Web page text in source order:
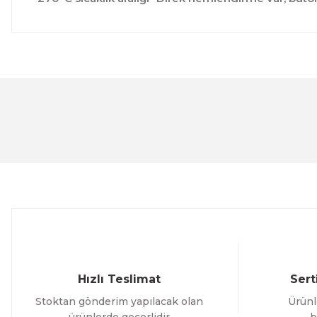
Hızlı Teslimat
Stoktan gönderim yapılacak olan